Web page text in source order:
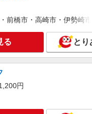
前橋市・高崎市・伊勢崎
る とり
円